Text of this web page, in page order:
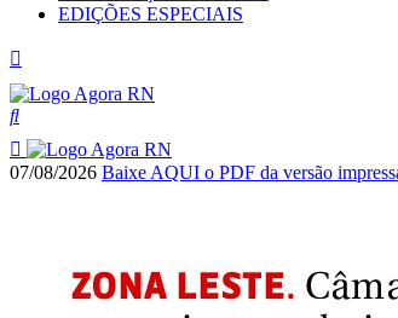
EDIÇÕES ESPECIAIS
07/08/2026 Baixe AQUI o PDF da versão